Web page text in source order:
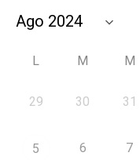
L M M
29 30 31
5 6 7